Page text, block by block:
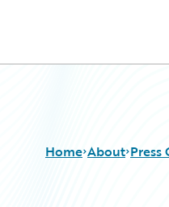
Home About Press